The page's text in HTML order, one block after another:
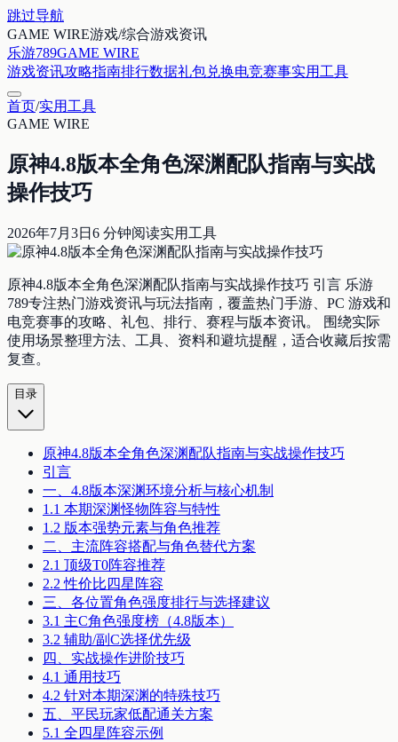
跳过导航
GAME WIRE游戏/综合游戏资讯
乐游789GAME WIRE
游戏资讯攻略指南排行数据礼包兑换电竞赛事实用工具
首页/实用工具
GAME WIRE
原神4.8版本全角色深渊配队指南与实战
操作技巧
2026年7月3日 6 分钟阅读实用工具
原神4.8版本全角色深渊配队指南与实战操作技巧 引言 乐游
789专注热门游戏资讯与玩法指南，覆盖热门手游、PC 游戏和
电竞赛事的攻略、礼包、排行、赛程与版本资讯。 围绕实际
使用场景整理方法、工具、资料和避坑提醒，适合收藏后按需
复查。
目录
原神4.8版本全角色深渊配队指南与实战操作技巧
引言
一、4.8版本深渊环境分析与核心机制
1.1 本期深渊怪物阵容与特性
1.2 版本强势元素与角色推荐
二、主流阵容搭配与角色替代方案
2.1 顶级T0阵容推荐
2.2 性价比四星阵容
三、各位置角色强度排行与选择建议
3.1 主C角色强度榜（4.8版本）
3.2 辅助/副C选择优先级
四、实战操作进阶技巧
4.1 通用技巧
4.2 针对本期深渊的特殊技巧
五、平民玩家低配通关方案
5.1 全四星阵容示例